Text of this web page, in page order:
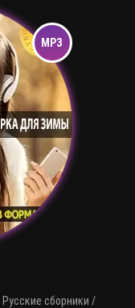
Русские сборники /